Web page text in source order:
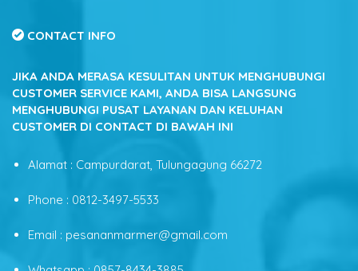
CONTACT INFO
JIKA ANDA MERASA KESULITAN UNTUK MENGHUBUNGI
CUSTOMER SERVICE KAMI, ANDA BISA LANGSUNG
MENGHUBUNGI PUSAT LAYANAN DAN KELUHAN
CUSTOMER DI CONTACT DI BAWAH INI
Alamat : Campurdarat, Tulungagung 66272
Phone : 0812-3497-5533
Email : pesananmarmer@gmail.com